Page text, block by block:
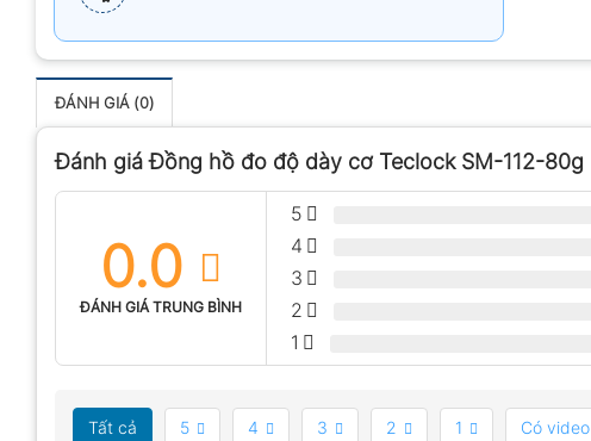
ĐÁNH GIÁ (0)
Đánh giá Đồng hồ đo độ dày cơ Teclock SM-112-80g
0.0
ĐÁNH GIÁ TRUNG BÌNH
5
4
3
2
1
Tất cả 5 4 3 2 1 Có video